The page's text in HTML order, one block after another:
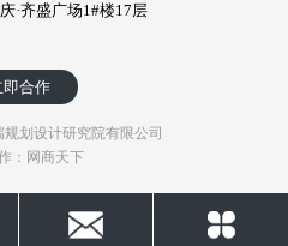
·齐盛广场1#楼17层
即合作
划设计研究院有限公司
：网商天下